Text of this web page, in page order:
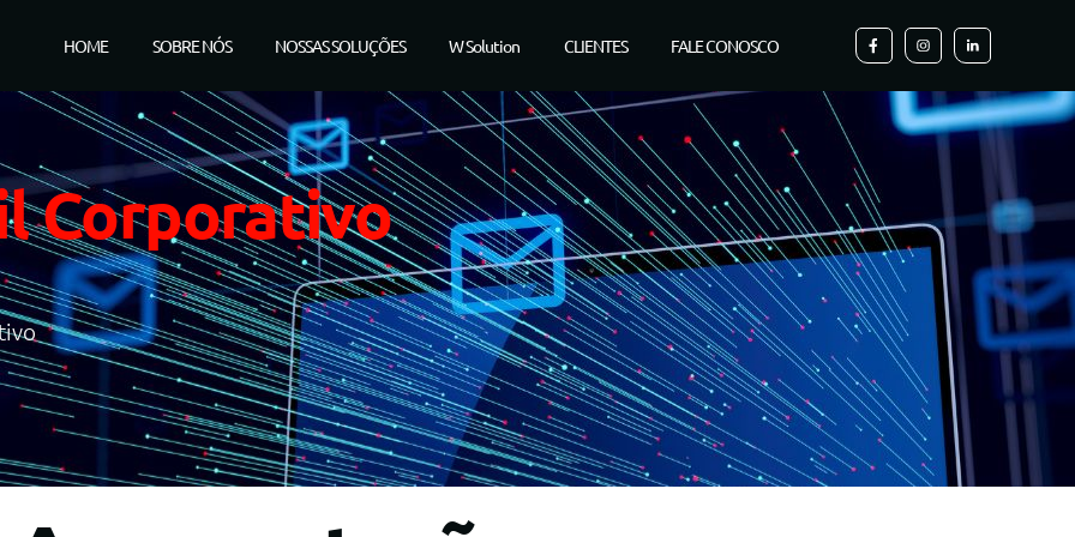
HOME SOBRE NÓS NOSSAS SOLUÇÕES W Solution CLIENTES FALE CONOSCO
Corporativo